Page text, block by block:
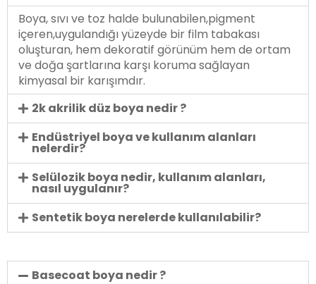
Boya, sıvı ve toz halde bulunabilen,pigment
içeren,uygulandığı yüzeyde bir film tabakası
oluşturan, hem dekoratif görünüm hem de ortam
ve doğa şartlarına karşı koruma sağlayan
kimyasal bir karışımdır.
2k akrilik düz boya nedir ?
Endüstriyel boya ve kullanım alanları
nelerdir?
Selülozik boya nedir, kullanım alanları,
nasıl uygulanır?
Sentetik boya nerelerde kullanılabilir?
Basecoat boya nedir ?